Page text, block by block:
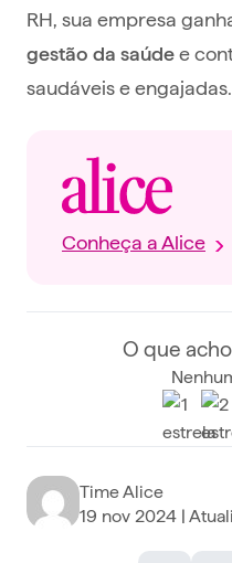
RH, sua empresa
gestão da saúde e
saudáveis e engajadas.
Conheça a Alice
O que
Time Alice
19 nov 2024 |